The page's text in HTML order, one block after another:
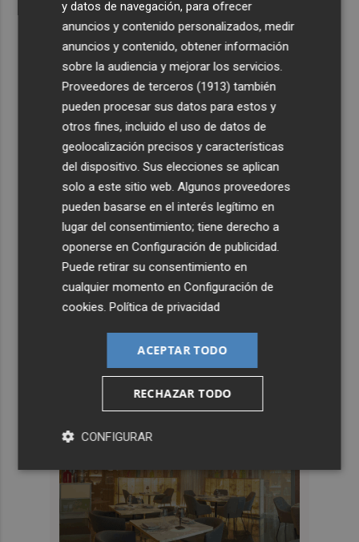
y datos de navegación, para ofrecer
anuncios y contenido personalizados, medir
anuncios y contenido, obtener información
sobre la audiencia y mejorar los servicios.
Proveedores de terceros (1913) también
pueden procesar sus datos para estos y
otros fines, incluido el uso de datos de
geolocalización precisos y características
del dispositivo. Sus elecciones se aplican
solo a este sitio web. Algunos proveedores
pueden basarse en el interés legítimo en
lugar del consentimiento; tiene derecho a
oponerse enConfiguración de publicidad
Puede retirar su consentimiento en
cualquier momento enConfiguración de
cookies .Política de privacidad
ACEPTAR TODO
RECHAZAR TODO
CONFIGURAR